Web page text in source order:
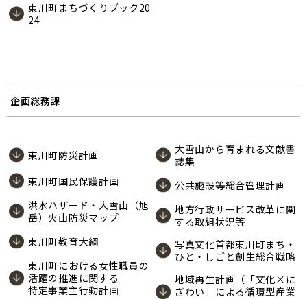
東川町まちづくりブック20
24
企画総務課
東川町防災計画
東川町国民保護計画
洪水ハザード・大雪山（旭
岳）火山防災マップ
東川町教育大綱
東川町における女性職員の
活躍の推進に関する
特定事業主行動計画
大雪山から育まれる文献書
誌集
公共施設等総合管理計画
地方行政サービス改革に関
する取組状況等
写真文化首都東川町まち・
ひと・しごと創生総合戦略
地域再生計画（「文化×に
ぎわい」による循環型産業